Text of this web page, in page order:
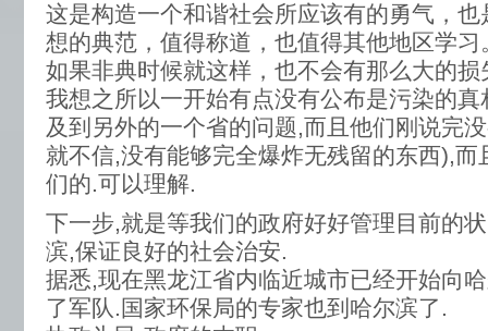
这是构造一个和谐社会所应该有的勇气，
想的典范，值得称道，也值得其他地区学习
如果非典时候就这样，也不会有那么大的损
我想之所以一开始有点没有公布是污染的
及到另外的一个省的问题,而且他们刚说完
就不信,没有能够完全爆炸无残留的东西),而
们的.可以理解.
下一步,就是等我们的政府好好管理目前的
滨,保证良好的社会治安.
据悉,现在黑龙江省内临近城市已经开始向
了军队.国家环保局的专家也到哈尔滨了.